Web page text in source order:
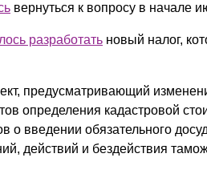
вернуться к вопросу в начале
разработать новый налог,
предусматривающий
определения кадастровой
о введении обязательного
действий и бездействия